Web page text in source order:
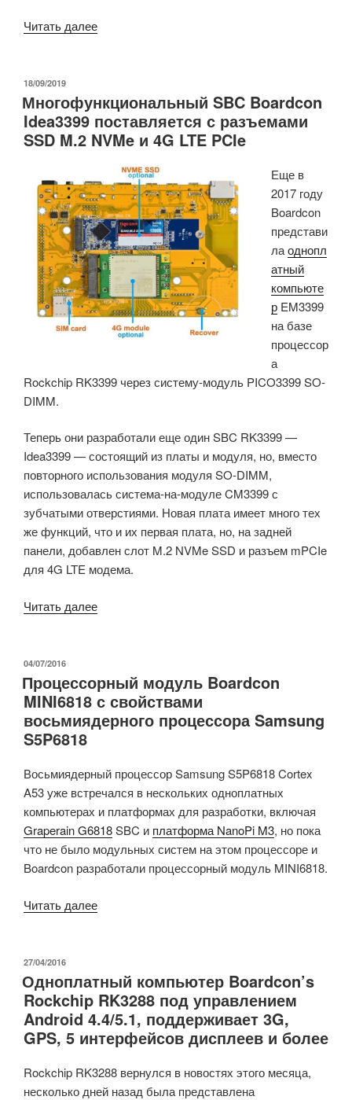
Читать далее«SBC
MINI
на
базе
i.MX
8M
Mini
оснащен
интерфейсом
дисплея
MIPI
DSI»
ОПУБЛИКОВАНО
18/09/2019
Многофункциональный SBC Boardcon
Idea3399 поставляется с разъемами
SSD M.2 NVMe и 4G LTE PCIe
Еще в
2017 году
Boardcon
представи
лаоднопл
атный
компьюте
р EM3399
на базе
процессор
а
Rockchip RK3399 через систему-модуль PICO3399 SO-
DIMM.
Теперь они разработали еще один SBC RK3399 —
Idea3399 — состоящий из платы и модуля, но, вместо
повторного использования модуля SO-DIMM,
использовалась система-на-модуле CM3399 с
зубчатыми отверстиями. Новая плата имеет много тех
же функций, что и их первая плата, но, на задней
панели, добавлен слот M.2 NVMe SSD и разъем mPCIe
для 4G LTE модема.
Читать далее«Многофункциональный
поставляется
с
разъемами
NVMe
и
4G
LTE
PCIe»
ОПУБЛИКОВАНО
04/07/2016
Процессорный модуль Boardcon
MINI6818 с свойствами
восьмиядерного процессора Samsung
S5P6818
Восьмиядерный процессор Samsung S5P6818 Cortex
A53 уже встречался в нескольких одноплатных
компьютерах и платформах для разработки, включая
Graperain G6818SBC и платформа NanoPi M3, но пока
что не было модульных систем на этом процессоре и
Boardcon разработали процессорный модуль MINI6818.
Читать далее«Процессорный
с
свойствами
восьмиядерного
процессора
S5P6818»
ОПУБЛИКОВАНО
27/04/2016
Одноплатный компьютер Boardcon’s
Rockchip RK3288 под управлением
Android 4.4/5.1, поддерживает 3G,
GPS, 5 интерфейсов дисплеев и более
Rockchip RK3288 вернулся в новостях этого месяца,
несколько дней назад была представлена